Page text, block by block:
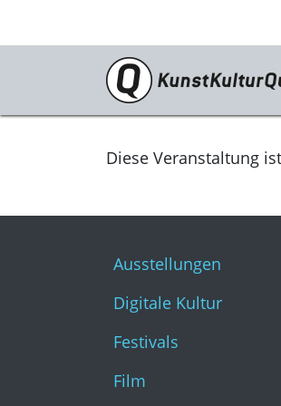
Programm
Ausstellungen
Film
Literatur &
Musik
Diese Veranstaltung
Ausstellungen
Digitale Kultur
Festivals
Film